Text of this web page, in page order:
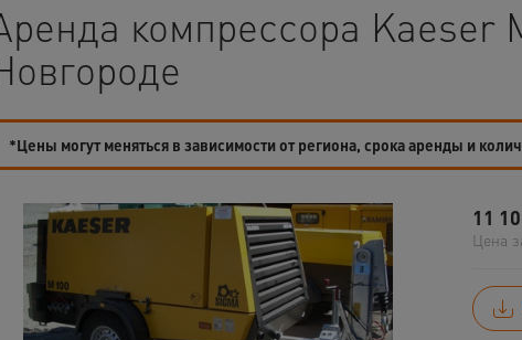
компрессора Kaeser
*Цены могут меняться в зависимости от региона, срока аренды и
11
Цена